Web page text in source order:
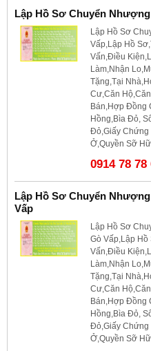
Lập Hồ Sơ Chuyển
Lập Hồ Sơ
Vấp,Lập Hồ
Vấn,Điều
Làm,Nhận
Tặng,Tại
Cư,Căn
Bán,Hợp Đồng
Hồng,Bìa Đỏ,
Đỏ,Giấy Chứng
Ở,Quyền Sỡ
0914 78
Lập Hồ Sơ Chuyển
Vấp
Lập Hồ Sơ
Gò Vấp,Lập Hồ
Vấn,Điều
Làm,Nhận
Tặng,Tại
Cư,Căn
Bán,Hợp Đồng
Hồng,Bìa Đỏ,
Đỏ,Giấy Chứng
Ở,Quyền Sỡ